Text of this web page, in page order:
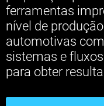
ferramentas
nível de
automotivas
sistemas e
para obter